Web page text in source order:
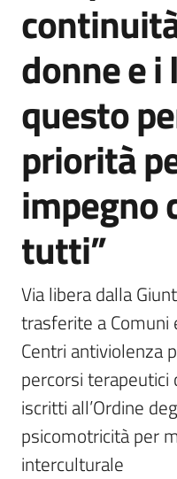
donne e
questo
priorità
impegno
tutti”
Via libera dalla
trasferite a Comuni
Centri antiviolenza
percorsi
iscritti all’Ordine
psicomotricità per
interculturale